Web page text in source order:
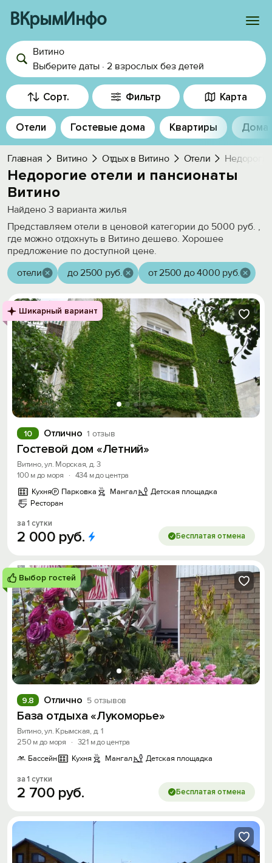
ВКрымИнфо
Войти
Избранное
История просмотра
Добавить свой объект
Витино
Выберите даты · 2 взрослых без детей
Сорт. Фильтр Карта
Отели Гостевые дома Квартиры Дома
Главная Витино Отдых в Витино Отели
Недорогие отели и пансионаты
Витино
Найдено 3 варианта жилья
Представляем отели в ценовой категории до 5000 руб. ,
где можно отдохнуть в Витино дешево. Хорошее
предложение по доступной цене.
отели
до 2500 руб. от 2500 до 4000 руб.
Шикарный вариант
Отлично 1 отзыв
10
Гостевой дом «Летний»
Витино, ул. Морская, д. 3
100 м до моря
· 434 м до центра
Кухня
Парковка Мангал
Детская площадка
Ресторан
за 1 сутки
2 000 руб. Бесплатая отмена
Выбор гостей
Отлично 5 отзывов
9.8
База отдыха «Лукоморье»
Витино, ул. Крымская, д. 1
250 м до моря
· 321 м до центра
Бассейн
Кухня Мангал Детская площадка
за 1 сутки
2 700 руб. Бесплатая отмена